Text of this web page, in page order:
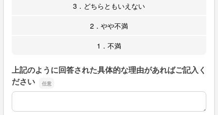
3．どちらともいえない
2．やや不満
1．不満
上記のように回答された具体的な理由があればご記入く
ださい
上記のように回答された具体的な理由があればご記入くだ